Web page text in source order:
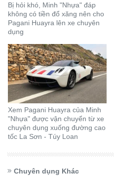
Bị hỏi khó, Minh "Nhựa" đáp
không có tiền đổ xăng nên cho
Pagani Huayra lên xe chuyên
dụng
Xem Pagani Huayra của Minh
"Nhựa" được vận chuyển từ xe
chuyên dụng xuống đường cao
tốc La Sơn - Túy Loan
Chuyên dụng Khác